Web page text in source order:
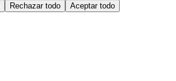
Rechazar todo Aceptar todo